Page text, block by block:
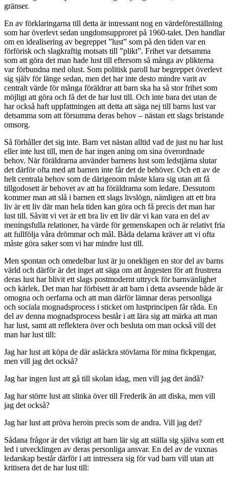
gränser.
En av förklaringarna till detta är intressant nog en värdeföreställning
som har överlevt sedan ungdomsupproret på 1960-talet. Den handlar
om en idealisering av begreppet ”lust” som på den tiden var en
förförisk och slagkraftig motsats till ”plikt”. Frihet var detsamma
som att göra det man hade lust till eftersom så många av plikterna
var förbundna med olust. Som politisk paroll har begreppet överlevt
sig själv för länge sedan, men det har inte desto mindre varit av
centralt värde för många föräldrar att barn ska ha så stor frihet som
möjligt att göra och få det de har lust till. Och inte bara det utan de
har också haft uppfattningen att detta att säga nej till barns lust var
detsamma som att försumma deras behov – nästan ett slags bristande
omsorg.
Så förhåller det sig inte. Barn vet nästan alltid vad de just nu har lust
eller inte lust till, men de har ingen aning om sina överordnade
behov. När föräldrarna använder barnens lust som ledstjärna slutar
det därför ofta med att barnen inte får det de behöver. Och ett av de
helt centrala behov som de därigenom måste klara sig utan att få
tillgodosett är behovet av att ha föräldrarna som ledare. Dessutom
kommer man att slå i barnen ett slags livslögn, nämligen att ett bra
liv är ett liv där man hela tiden kan göra och få precis det man har
lust till. Såvitt vi vet är ett bra liv ett liv där vi kan vara en del av
meningsfulla relationer, ha värde för gemenskapen och är relativt fria
att fullfölja våra drömmar och mål. Båda delarna kräver att vi ofta
måste göra saker som vi har mindre lust till.
Men spontan och omedelbar lust är ju onekligen en stor del av barns
värld och därför är det inget att säga om att ångesten för att frustrera
deras lust har blivit ett slags postmodernt uttryck för barnvänlighet
och kärlek. Det man har förbisett är att barn i detta avseende både är
omogna och oerfarna och att man därför lämnar deras personliga
och sociala mognadsprocess i sticket om lustprincipen får råda. En
del av denna mognadsprocess består i att lära sig att märka att man
har lust, samt att reflektera över och besluta om man också vill det
man har lust till:
Jag har lust att köpa de där asläckra stövlarna för mina fickpengar,
men vill jag det också?
Jag har ingen lust att gå till skolan idag, men vill jag det ändå?
Jag har större lust att slinka över till Frederik än att diska, men vill
jag det också?
Jag har lust att pröva heroin precis som de andra. Vill jag det?
Sådana frågor är det viktigt att barn lär sig att ställa sig själva som ett
led i utvecklingen av deras personliga ansvar. En del av de vuxnas
ledarskap består därför i att intressera sig för vad barn vill utan att
kritisera det de har lust till: